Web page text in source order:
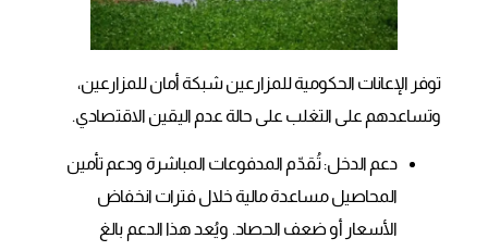
توفر الإعانات الحكومية للمزارعين شبكة أمان للمزارعين،
وتساعدهم على التغلب على حالة عدم اليقين الاقتصادي.
دعم الدخل: تُقدّم المدفوعات المباشرة ودعم تأمين
المحاصيل مساعدة مالية خلال فترات انخفاض
الأسعار أو ضعف الحصاد. ويُعد هذا الدعم بالغ